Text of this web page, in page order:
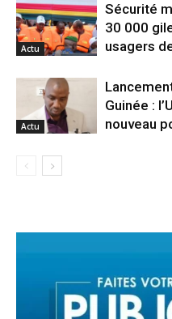
Actu
Sécurité
30 000
usagers
Actu
Guinée :
nouveau